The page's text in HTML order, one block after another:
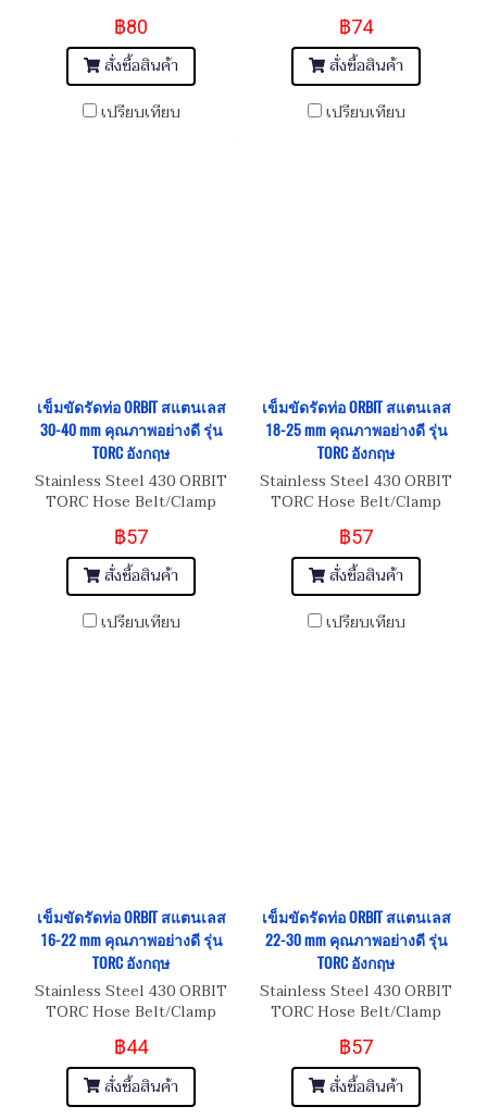
เข็มขัดรัดท่อสแตนเลส อย่างดี
เกรด 430 Size 55-70 mm
฿80
สั่งซื้อสินค้า
เปรียบเทียบ
เข็มขัดรัดท่อสแตนเลส อย่างดี
เกรด 430 Size 45-60 mm
฿74
สั่งซื้อสินค้า
เปรียบเทียบ
เข็มขัดรัดท่อ ORBIT สแตนเลส
30-40 mm คุณภาพอย่างดี รุ่น
TORC อังกฤษ
Stainless Steel 430 ORBIT
TORC Hose Belt/Clamp
เข็มขัดรัดท่อสแตนเลส อย่างดี
เกรด 430 Size 30-40 mm
฿57
สั่งซื้อสินค้า
เปรียบเทียบ
เข็มขัดรัดท่อ ORBIT สแตนเลส
18-25 mm คุณภาพอย่างดี รุ่น
TORC อังกฤษ
Stainless Steel 430 ORBIT
TORC Hose Belt/Clamp
เข็มขัดรัดท่อสแตนเลส อย่างดี
เกรด 430 Size 18-25 mm
฿57
สั่งซื้อสินค้า
เปรียบเทียบ
เข็มขัดรัดท่อ ORBIT สแตนเลส
16-22 mm คุณภาพอย่างดี รุ่น
TORC อังกฤษ
Stainless Steel 430 ORBIT
TORC Hose Belt/Clamp
เข็มขัดรัดท่อสแตนเลส อย่างดี
เกรด 430 Size 16-22 mm
฿44
สั่งซื้อสินค้า
เข็มขัดรัดท่อ ORBIT สแตนเลส
22-30 mm คุณภาพอย่างดี รุ่น
TORC อังกฤษ
Stainless Steel 430 ORBIT
TORC Hose Belt/Clamp
เข็มขัดรัดท่อสแตนเลส อย่างดี
เกรด 430 Size 22-30 mm
฿57
สั่งซื้อสินค้า